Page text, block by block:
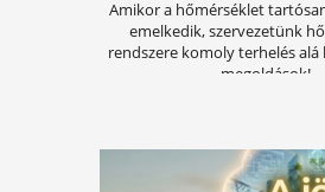
OKAI, TÜNETEI
az életben. Nem
hanem az